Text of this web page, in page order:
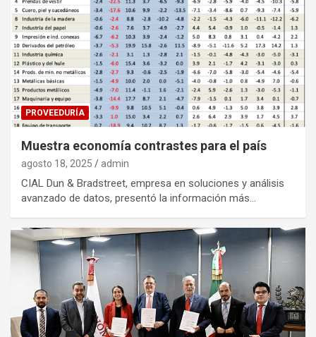
PROVEEDURÍA
Muestra economía contrastes para el país
agosto 18, 2025 admin
CIAL Dun & Bradstreet, empresa en soluciones y análisis
avanzado de datos, presentó la información más…